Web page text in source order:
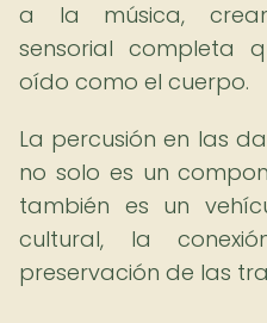
a la música,
sensorial completa
oído como el cuerpo.
La percusión en las
no solo es un
también es un
cultural, la
preservación de las